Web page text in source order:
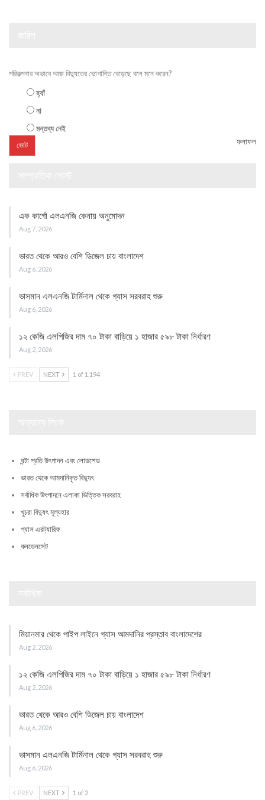
পরিকল্পনার অভাবে আজ বিদ্যুতের ভোগান্তি বেড়েছে বলে মনে করেন?
হ্যাঁ
না
মন্তব্য নেই
ফলাফল
এক কার্গো এলএনজি কেনায় অনুমোদন
Aug 7, 2026
ভারত থেকে আরও বেশি ডিজেল চায় বাংলাদেশ
Aug 6, 2026
ভাসমান এলএনজি টার্মিনাল থেকে গ্যাস সরবরাহ শুরু
Aug 6, 2026
১২ কেজি এলপিজির দাম ৭০ টাকা বাড়িয়ে ১ হাজার ৫৯৮ টাকা নির্ধারণ
Aug 2, 2026
PREV NEXT 1 of 1,194
ঘন্টা প্রতি উৎপাদন এবং লোডশেড
ভারত থেকে আমদানিকৃত বিদ্যুৎ
সর্বাধিক উৎপাদনে এলাকা ভিত্তিক সরবরাহ
খুচরা বিদ্যুৎ মূল্যহার
গ্যাস এরট্যারিফ
কনডেনসেট
মিয়ানমার থেকে পাইপ লাইনে গ্যাস আমদানির প্রস্তাব বাংলাদেশের
Aug 2, 2026
১২ কেজি এলপিজির দাম ৭০ টাকা বাড়িয়ে ১ হাজার ৫৯৮ টাকা নির্ধারণ
Aug 2, 2026
ভারত থেকে আরও বেশি ডিজেল চায় বাংলাদেশ
Aug 6, 2026
ভাসমান এলএনজি টার্মিনাল থেকে গ্যাস সরবরাহ শুরু
Aug 6, 2026
PREV NEXT 1 of 2